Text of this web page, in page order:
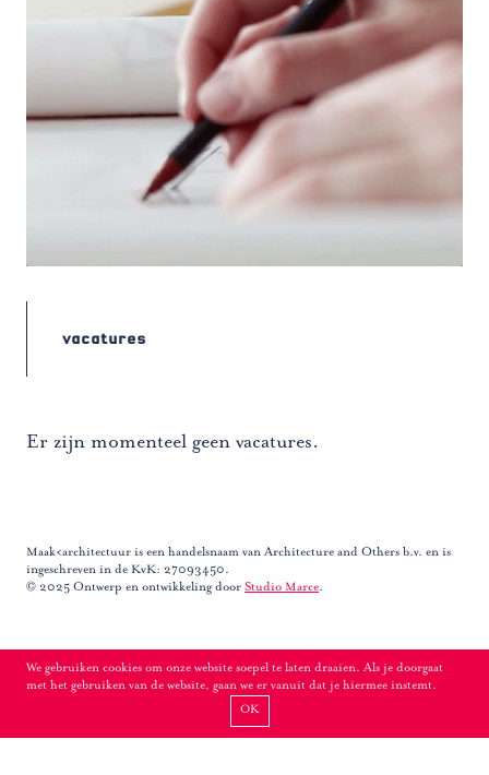
vacatures
Er zijn momenteel geen vacatures.
Maak<architectuur is een handelsnaam van Architecture and Others b.v. en is
ingeschreven in de KvK: 27093450.
© 2025 Ontwerp en ontwikkeling door Studio Marce.
We gebruiken cookies om onze website soepel te laten draaien. Als je doorgaat
met het gebruiken van de website, gaan we er vanuit dat je hiermee instemt.
OK